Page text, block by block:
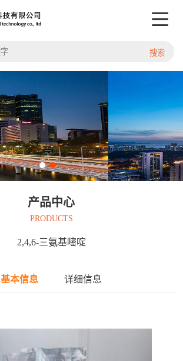
搜索
产品中心
PRODUCTS
2,4,6-三氨基嘧啶
基本信息 详细信息